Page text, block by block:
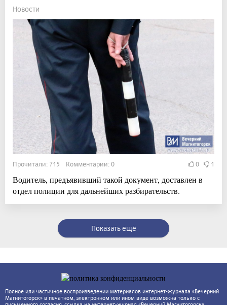
Новости
Прочитали: 715 Комментарии: 0 0 1
Водитель, предъявивший такой документ, доставлен в
отдел полиции для дальнейших разбирательств.
Показать ещё
Полное или частичное воспроизведении материалов интернет-журнала «Вечерний
Магнитогорск» в печатном, электронном или ином виде возможна только с